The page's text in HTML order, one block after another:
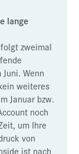
lange
zweimal
Wenn
weiteres
Januar bzw.
noch
um Ihre
von
ist nach